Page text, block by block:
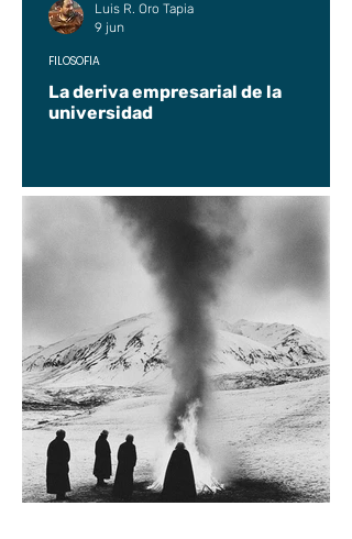
La deriva empresarial de la
universidad
FILOSOFÍA
Luis R. Oro Tapia
9 jun